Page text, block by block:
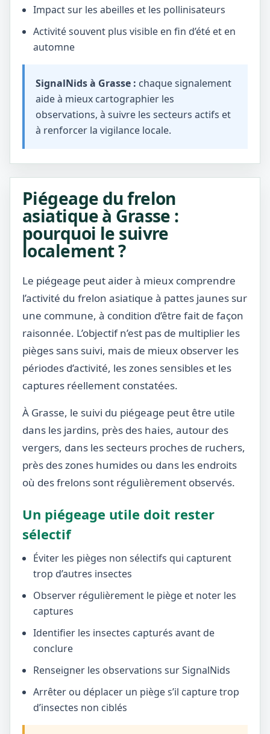
Impact sur les abeilles et les pollinisateurs
Activité souvent plus visible en fin d’été et en
automne
SignalNids à Grasse : chaque signalement
aide à mieux cartographier les
observations, à suivre les secteurs actifs et
à renforcer la vigilance locale.
Piégeage du frelon
asiatique à Grasse :
pourquoi le suivre
localement ?
Le piégeage peut aider à mieux comprendre
l’activité du frelon asiatique à pattes jaunes sur
une commune, à condition d’être fait de façon
raisonnée. L’objectif n’est pas de multiplier les
pièges sans suivi, mais de mieux observer les
périodes d’activité, les zones sensibles et les
captures réellement constatées.
À Grasse, le suivi du piégeage peut être utile
dans les jardins, près des haies, autour des
vergers, dans les secteurs proches de ruchers,
près des zones humides ou dans les endroits
où des frelons sont régulièrement observés.
Un piégeage utile doit rester
sélectif
Éviter les pièges non sélectifs qui capturent
trop d’autres insectes
Observer régulièrement le piège et noter les
captures
Identifier les insectes capturés avant de
conclure
Renseigner les observations sur SignalNids
Arrêter ou déplacer un piège s’il capture trop
d’insectes non ciblés